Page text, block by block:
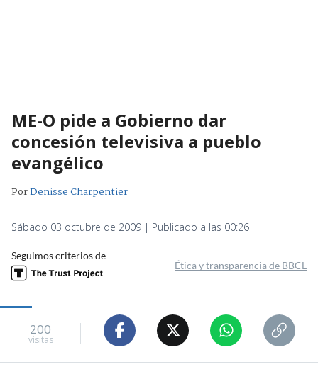
ME-O pide a Gobierno dar
concesión televisiva a pueblo
evangélico
PorDenisse Charpentier
Sábado 03 octubre de 2009 | Publicado a las 00:26
Seguimos criterios de
Ética y transparencia de BBCL
200
visitas